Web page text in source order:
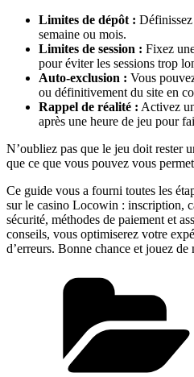
Limites de dépôt :
semaine ou mois.
Limites de session : Fixez
pour éviter les sessions trop
Auto-exclusion : Vous
ou définitivement du site en
Rappel de réalité : Activez
après une heure de jeu pour
N’oubliez pas que le jeu doit rester
que ce que vous pouvez vous
Ce guide vous a fourni toutes les
sur le casino Locowin : inscription,
sécurité, méthodes de paiement et
conseils, vous optimiserez votre
d’erreurs. Bonne chance et jouez de